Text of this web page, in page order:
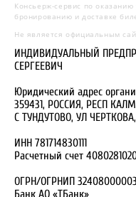
Консьерж-сервис по оказанию
бронированию и доставке
Не является официальным
ИНДИВИДУАЛЬНЫЙ
СЕРГЕЕВИЧ
Юридический адрес
359431, РОССИЯ, РЕСП
С ТУНДУТОВО, УЛ
ИНН 781714830111
Расчетный счет
ОГРН/ОГРНИП
Банк АО «ТБанк»